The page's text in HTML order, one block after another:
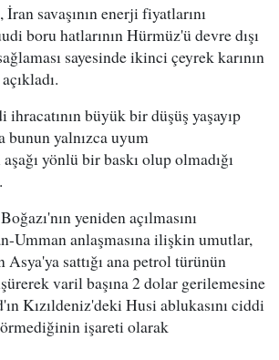
savaşının enerji fiyatlarını
boru hatlarının Hürmüz'ü devre dışı
sayesinde ikinci çeyrek karının
büyük bir düşüş yaşayıp
bunun yalnızca uyum
yönlü bir baskı olup olmadığı
yeniden açılmasını
Umman anlaşmasına ilişkin umutlar,
Asya'ya sattığı ana petrol türünün
varil başına 2 dolar gerilemesine
Kızıldeniz'deki Husi ablukasını ciddi
işareti olarak